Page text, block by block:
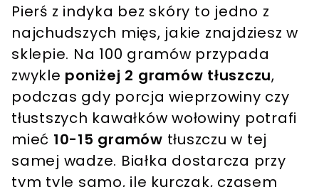
Pierś z indyka bez skóry to jedno z
najchudszych mięs, jakie znajdziesz w
sklepie. Na 100 gramów przypada
zwykle poniżej 2 gramów tłuszczu,
podczas gdy porcja wieprzowiny czy
tłustszych kawałków wołowiny potrafi
mieć 10-15 gramów tłuszczu w tej
samej wadze. Białka dostarcza przy
tym tyle samo, ile kurczak, czasem